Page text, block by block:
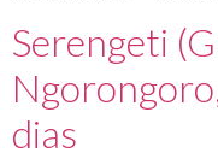
Serengeti
dias